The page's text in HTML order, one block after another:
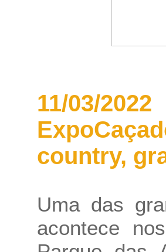
11/03/2022
country,
Uma das
acontece